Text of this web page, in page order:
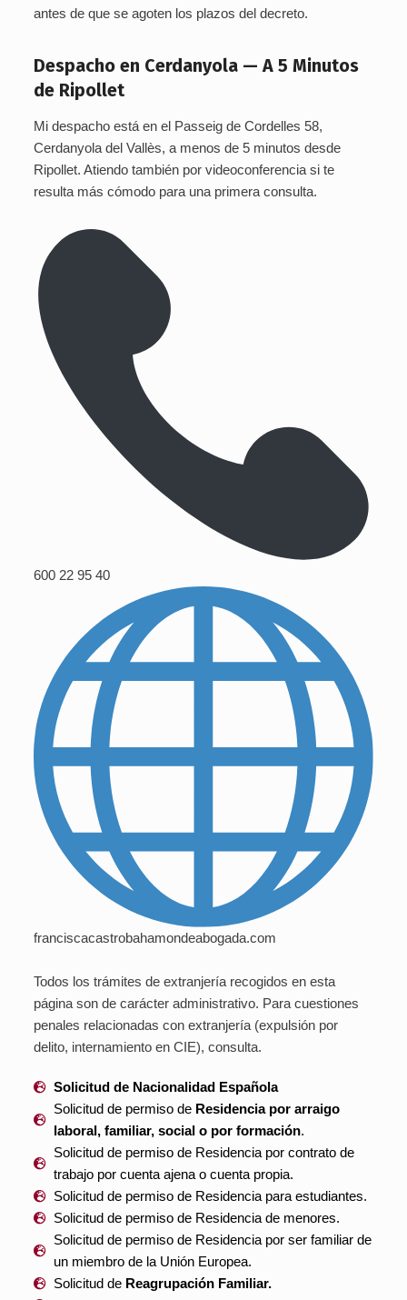
antes de que se agoten los plazos del decreto.
Despacho en Cerdanyola — A 5 Minutos
de Ripollet
Mi despacho está en el Passeig de Cordelles 58,
Cerdanyola del Vallès, a menos de 5 minutos desde
Ripollet. Atiendo también por videoconferencia si te
resulta más cómodo para una primera consulta.
600 22 95 40
franciscacastrobahamondeabogada.com
Todos los trámites de extranjería recogidos en esta
página son de carácter administrativo. Para cuestiones
penales relacionadas con extranjería (expulsión por
delito, internamiento en CIE), consulta.
Solicitud de Nacionalidad Española
Solicitud de permiso de Residencia por arraigo
laboral, familiar, social o por formación.
Solicitud de permiso de Residencia por contrato de
trabajo por cuenta ajena o cuenta propia.
Solicitud de permiso de Residencia para estudiantes.
Solicitud de permiso de Residencia de menores.
Solicitud de permiso de Residencia por ser familiar de
un miembro de la Unión Europea.
Solicitud de Reagrupación Familiar.